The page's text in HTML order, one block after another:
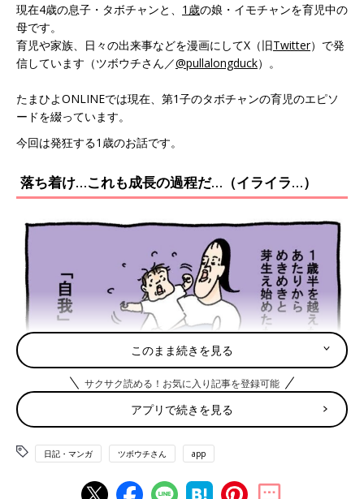
現在4歳の息子・タボチャンと、 1歳の娘・イモチャンを育児中の
母です。
育児や家族、日々の出来事などを漫画にしてX（旧Twitter）で発
信しています（ツボウチさん／@pullalongduck）。
たまひよONLINEでは現在、第1子のタボチャンの育児のエピソ
ードを綴っています。
今回は発狂する1歳のお話です。
落ち着け…これも成長の過程だ…（イライラ…）
このまま続きを見る
サクサク読める！お気に入り記事を登録可能
アプリで続きを見る
日記・マンガ ツボウチさん app